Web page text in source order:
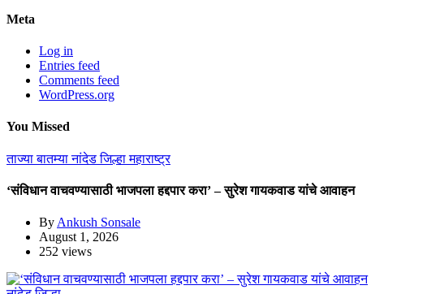
Meta
Log in
Entries feed
Comments feed
WordPress.org
You Missed
ताज्या बातम्यानांदेड जिल्हामहाराष्ट्र
‘संविधान वाचवण्यासाठी भाजपला हद्दपार करा’ – सुरेश गायकवाड यांचे आवाहन
By Ankush Sonsale
August 1, 2026
252 views